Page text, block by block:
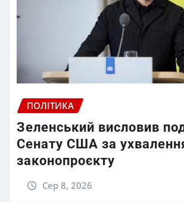
ПОЛІТИКА
Зеленський висловив
Сенату США за
законопроєкту
Сер 8, 2026